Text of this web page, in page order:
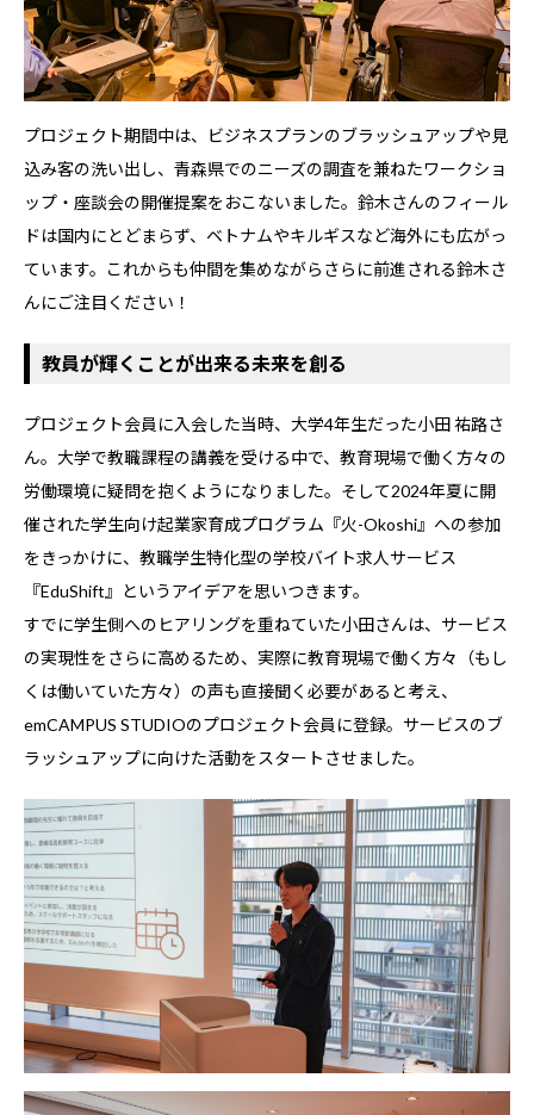
プロジェクト期間中は、ビジネスプランのブラッシュアップや見
込み客の洗い出し、青森県でのニーズの調査を兼ねたワークショ
ップ・座談会の開催提案をおこないました。鈴木さんのフィール
ドは国内にとどまらず、ベトナムやキルギスなど海外にも広がっ
ています。これからも仲間を集めながらさらに前進される鈴木さ
んにご注目ください！
教員が輝くことが出来る未来を創る
プロジェクト会員に入会した当時、大学4年生だった小田 祐路さ
ん。大学で教職課程の講義を受ける中で、教育現場で働く方々の
労働環境に疑問を抱くようになりました。そして2024年夏に開
催された学生向け起業家育成プログラム『火-Okoshi』への参加
をきっかけに、教職学生特化型の学校バイト求人サービス
『EduShift』というアイデアを思いつきます。
すでに学生側へのヒアリングを重ねていた小田さんは、サービス
の実現性をさらに高めるため、実際に教育現場で働く方々（もし
くは働いていた方々）の声も直接聞く必要があると考え、
emCAMPUS STUDIOのプロジェクト会員に登録。サービスのブ
ラッシュアップに向けた活動をスタートさせました。